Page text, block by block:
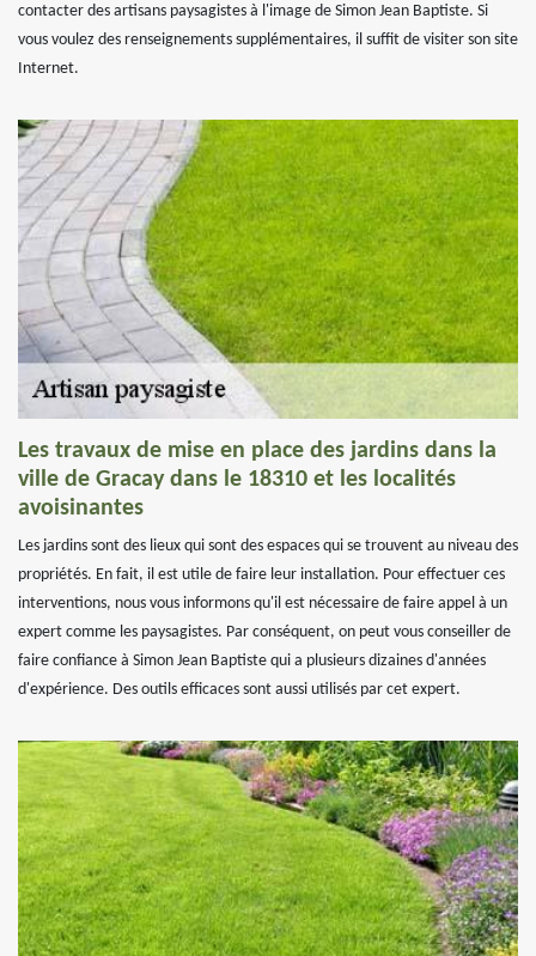
contacter des artisans paysagistes à l'image de Simon Jean Baptiste. Si
vous voulez des renseignements supplémentaires, il suffit de visiter son site
Internet.
Les travaux de mise en place des jardins dans la
ville de Gracay dans le 18310 et les localités
avoisinantes
Les jardins sont des lieux qui sont des espaces qui se trouvent au niveau des
propriétés. En fait, il est utile de faire leur installation. Pour effectuer ces
interventions, nous vous informons qu'il est nécessaire de faire appel à un
expert comme les paysagistes. Par conséquent, on peut vous conseiller de
faire confiance à Simon Jean Baptiste qui a plusieurs dizaines d'années
d'expérience. Des outils efficaces sont aussi utilisés par cet expert.